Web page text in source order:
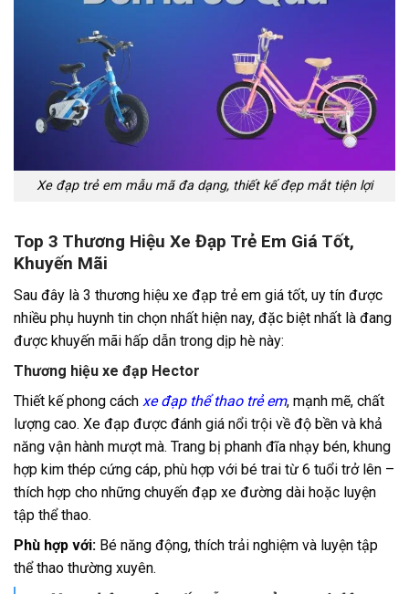
Xe đạp trẻ em mẫu mã đa dạng, thiết kế đẹp mắt tiện lợi
Top 3 Thương Hiệu Xe Đạp Trẻ Em Giá Tốt,
Khuyến Mãi
Sau đây là 3 thương hiệu xe đạp trẻ em giá tốt, uy tín được
nhiều phụ huynh tin chọn nhất hiện nay, đặc biệt nhất là đang
được khuyến mãi hấp dẫn trong dịp hè này:
Thương hiệu xe đạp Hector
Thiết kế phong cách xe đạp thể thao trẻ em, mạnh mẽ, chất
lượng cao. Xe đạp được đánh giá nổi trội về độ bền và khả
năng vận hành mượt mà. Trang bị phanh đĩa nhạy bén, khung
hợp kim thép cứng cáp, phù hợp với bé trai từ 6 tuổi trở lên –
thích hợp cho những chuyến đạp xe đường dài hoặc luyện
tập thể thao.
Phù hợp với: Bé năng động, thích trải nghiệm và luyện tập
thể thao thường xuyên.